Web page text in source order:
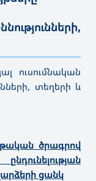
ուսումնական
տեղերի և
ծրագրով
ցանկ